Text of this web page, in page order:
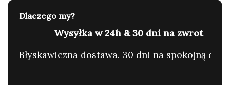
Dlaczego my?
60 lat tradycji & 4.7/5 ⭐ w Google
Rodzinna pracownia. Zaufanie setek klientów.